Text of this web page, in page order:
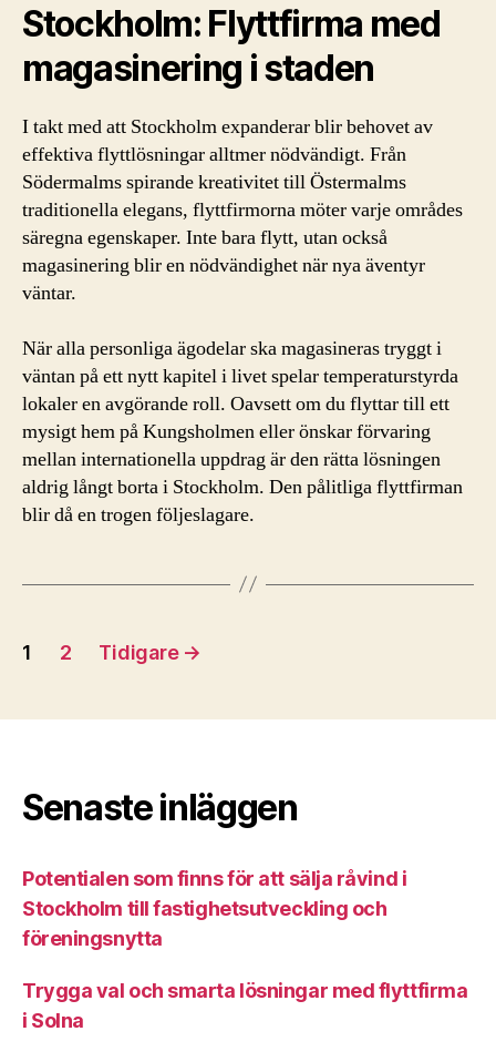
Stockholm: Flyttfirma med
magasinering i staden
I takt med att Stockholm expanderar blir behovet av
effektiva flyttlösningar alltmer nödvändigt. Från
Södermalms spirande kreativitet till Östermalms
traditionella elegans, flyttfirmorna möter varje områdes
säregna egenskaper. Inte bara flytt, utan också
magasinering blir en nödvändighet när nya äventyr
väntar.
När alla personliga ägodelar ska magasineras tryggt i
väntan på ett nytt kapitel i livet spelar temperaturstyrda
lokaler en avgörande roll. Oavsett om du flyttar till ett
mysigt hem på Kungsholmen eller önskar förvaring
mellan internationella uppdrag är den rätta lösningen
aldrig långt borta i Stockholm. Den pålitliga flyttfirman
blir då en trogen följeslagare.
Inläggsnavigering
1 2 Tidigare →
Senaste inläggen
Potentialen som finns för att sälja råvind i
Stockholm till fastighetsutveckling och
föreningsnytta
Trygga val och smarta lösningar med flyttfirma
i Solna